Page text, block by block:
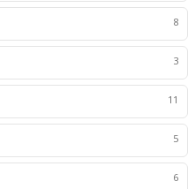
8
3
11
5
6